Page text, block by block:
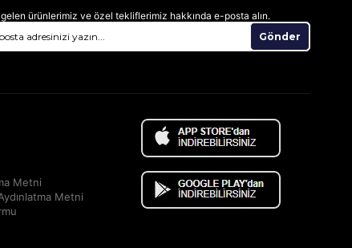
ürünlerimiz ve özel tekliflerimiz hakkında e-posta alın.
Gönder
Metni
Metni